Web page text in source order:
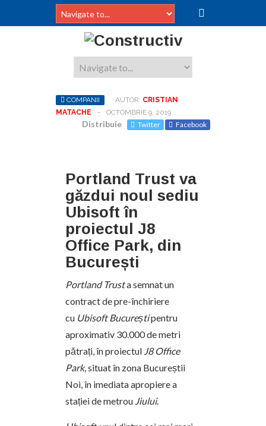
COMPANII AUTOR: CRISTIAN
MATACHE
- OCTOMBRIE 9, 2019
Distribuie Twitter Facebook
Portland Trust va
găzdui noul sediu
Ubisoft în
proiectul J8
Office Park, din
București
Portland Trusta semnat un
contract de pre-închiriere
cu Ubisoft Bucureștipentru
aproximativ 30.000 de metri
pătrați, în proiectul J8 Office
Park, situat în zona Bucureștii
Noi, în imediata apropiere a
stației de metrou Jiului.